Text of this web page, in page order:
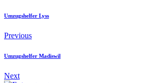
Umzugshelfer Lyss
Previous
Umzugshelfer Madiswil
Next